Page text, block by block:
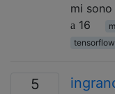
mi
16
tensorflow
5